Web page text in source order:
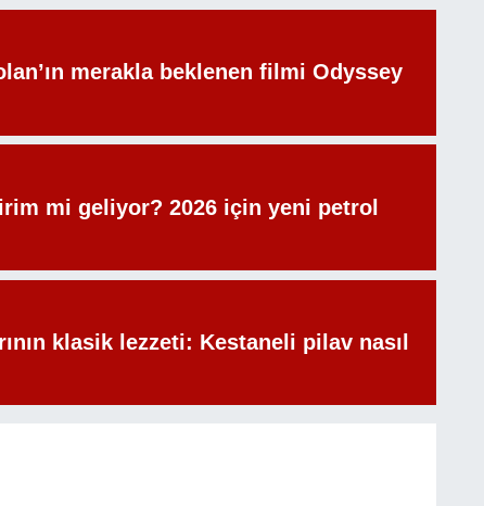
merakla beklenen filmi Odyssey
mi geliyor? 2026 için yeni petrol
klasik lezzeti: Kestaneli pilav nasıl